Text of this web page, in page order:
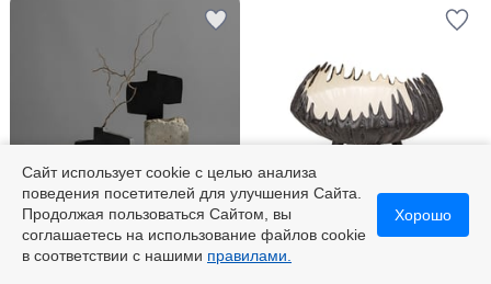
-55% по коду 5525
SO'HOME
Ваза из керамики
SO'HOME
Керамическое блюдо на
5
/
Сайт использует cookie с целью анализа
поведения посетителей для улучшения Сайта.
Продолжая пользоваться Сайтом, вы
соглашаетесь на использование файлов cookie
в соответствии с нашими правилами.
Хорошо